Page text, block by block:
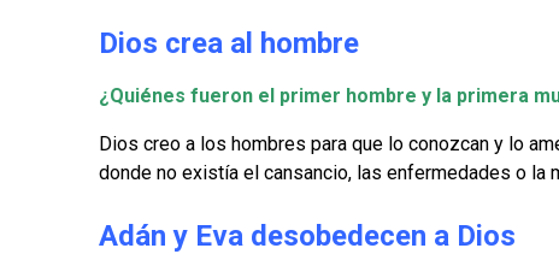
Dios crea al hombre
¿Quiénes fueron el primer hombre y la primera
Dios creo a los hombres para que lo conozcan y lo
donde no existía el cansancio, las enfermedades o
Adán y Eva desobedecen a Dios